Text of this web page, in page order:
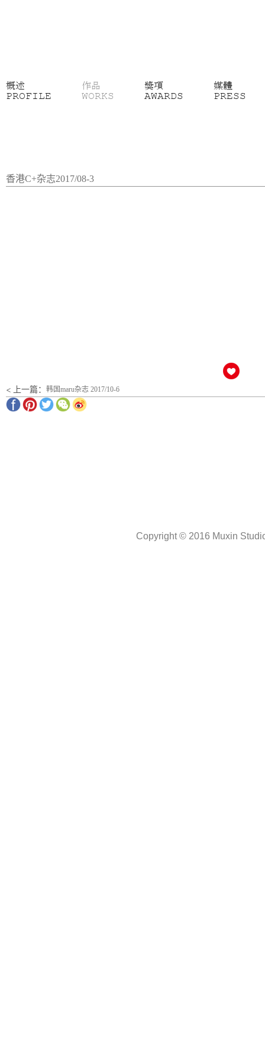
概述
PROFILE
作品
WORKS
獎項
AWARDS
媒體
PRESS
香港C+杂志2017/08-3
< 上一篇： 韩国maru杂志 2017/10-6
Copyright © 2016 Muxin